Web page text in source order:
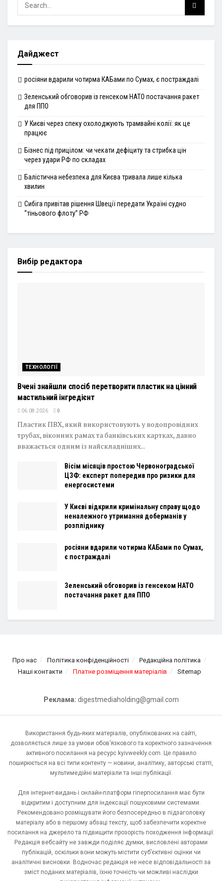
Дайджест
росіяни вдарили чотирма КАБами по Сумах, є постраждалі
Зеленський обговорив із генсеком НАТО постачання ракет
для ППО
У Києві через спеку охолоджують трамвайні колії: як це
працює
Бізнес під прицілом: чи чекати дефіциту та стрибка цін
через удари РФ по складах
Балістична небезпека для Києва тривала лише кілька
хвилин
Сибіга привітав рішення Швеції передати Україні судно
“тіньового флоту” РФ
Вибір редактора
ТЕХНОЛОГІЇ
Вчені знайшли спосіб перетворити пластик на цінний
мастильний інгредієнт
06.08.2026 0
Пластик ПВХ, який використовують у водопровідних
трубах, віконних рамах та банківських картках, давно
вважається одним із найскладніших...
Вісім місяців простою Червоноградської
ЦЗФ: експерт попередив про ризики для
енергосистеми
У Києві відкрили кримінальну справу щодо
неналежного утримання доберманів у
розпліднику
росіяни вдарили чотирма КАБами по Сумах,
є постраждалі
Зеленський обговорив із генсеком НАТО
постачання ракет для ППО
Про нас Політика конфіденційності
Редакційна політика
Наші контакти
Платне розміщення матеріалів Sitemap
Реклама: digestmediaholding@gmail.com
Використання будь-яких матеріалів, опублікованих на сайті,
дозволяється лише за умови обов’язкового та коректного зазначення
активного посилання на ресурс kyivweekly.com. Це правило
поширюється на всі типи контенту — новини, аналітику, авторські статті,
мультимедійні матеріали та інші публікації.
Для інтернет-видань і онлайн-платформ гіперпосилання має бути
відкритим і доступним для індексації пошуковими системами.
Рекомендовано розміщувати його безпосередньо в підзаголовку
матеріалу або в першому абзаці тексту, щоб забезпечити коректне
посилання на джерело та підвищити прозорість походження інформації.
Редакція вебсайту не завжди поділяє думки, висловлені авторами
публікацій, оскільки вони можуть містити суб’єктивні оцінки чи
аналітичні висновки. Водночас редакція не несе відповідальності за
зміст поданих матеріалів, їхню точність чи можливі наслідки